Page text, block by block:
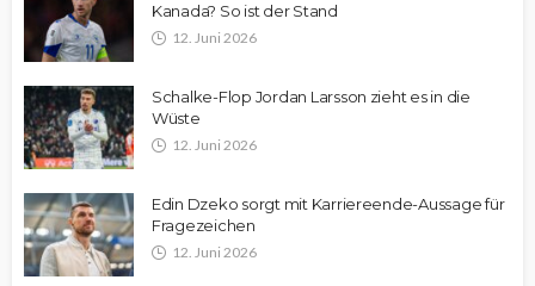
Kanada? So ist der Stand
12. Juni 2026
Schalke-Flop Jordan Larsson zieht es in die
Wüste
12. Juni 2026
Edin Dzeko sorgt mit Karriereende-Aussage für
Fragezeichen
12. Juni 2026